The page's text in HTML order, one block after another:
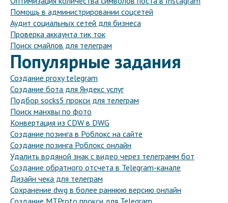
Помощь в администрировании соцсетей
Аудит социальных сетей для бизнеса
Проверка аккаунта тик ток
Поиск смайлов для телеграм
Популярные задания
Создание proxy telegram
Создание бота для Яндекс услуг
Подбор socks5 прокси для телеграм
Поиск манхвы по фото
Конвертация из CDW в DWG
Создание позинга в Роблокс на сайте
Создание позинга Роблокс онлайн
Удалить водяной знак с видео через телеграмм бот
Создание обратного отсчета в Telegram-канале
Дизайн чека для телеграм
Сохранение dwg в более раннюю версию онлайн